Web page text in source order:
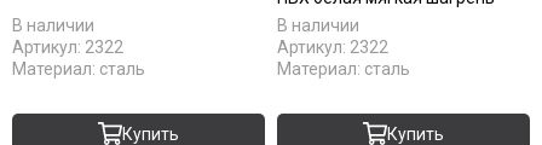
В наличии
Артикул: 2322
Материал: сталь
Купить
В наличии
Артикул: 2322
Материал: сталь
Купить